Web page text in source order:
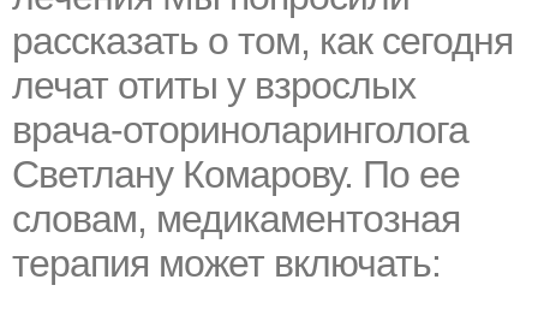
рассказать о том, как сегодня
лечат отиты у взрослых
врача-оториноларинголога
Светлану Комарову. По ее
словам, медикаментозная
терапия может включать: